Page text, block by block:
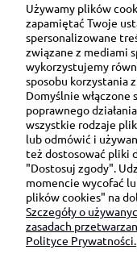
Ul.
Używamy plików
zapamiętać Twoje
spersonalizowane
związane z mediami
wykorzystujemy
sposobu korzystania
Domyślnie
poprawnego
wszystkie rodzaje
lub odmówić i
też dostosować pliki
"Dostosuj zgody".
momencie wycofać
plików cookies" na
Szczegóły o
zasadach
Polityce Prywatności.